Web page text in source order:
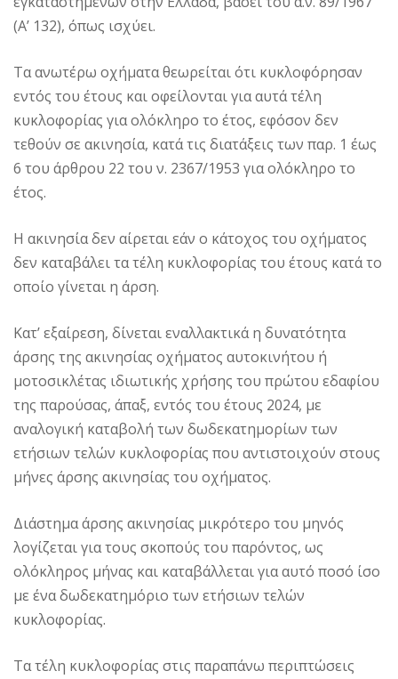
(Α’ 132), όπως ισχύει.
Τα ανωτέρω οχήματα θεωρείται ότι κυκλοφόρησαν
εντός του έτους και οφείλονται για αυτά τέλη
κυκλοφορίας για ολόκληρο το έτος, εφόσον δεν
τεθούν σε ακινησία, κατά τις διατάξεις των παρ. 1 έως
6 του άρθρου 22 του ν. 2367/1953 για ολόκληρο το
έτος.
Η ακινησία δεν αίρεται εάν ο κάτοχος του οχήματος
δεν καταβάλει τα τέλη κυκλοφορίας του έτους κατά το
οποίο γίνεται η άρση.
Κατ’ εξαίρεση, δίνεται εναλλακτικά η δυνατότητα
άρσης της ακινησίας οχήματος αυτοκινήτου ή
μοτοσικλέτας ιδιωτικής χρήσης του πρώτου εδαφίου
της παρούσας, άπαξ, εντός του έτους 2024, με
αναλογική καταβολή των δωδεκατημορίων των
ετήσιων τελών κυκλοφορίας που αντιστοιχούν στους
μήνες άρσης ακινησίας του οχήματος.
Διάστημα άρσης ακινησίας μικρότερο του μηνός
λογίζεται για τους σκοπούς του παρόντος, ως
ολόκληρος μήνας και καταβάλλεται για αυτό ποσό ίσο
με ένα δωδεκατημόριο των ετήσιων τελών
κυκλοφορίας.
Τα τέλη κυκλοφορίας στις παραπάνω περιπτώσεις